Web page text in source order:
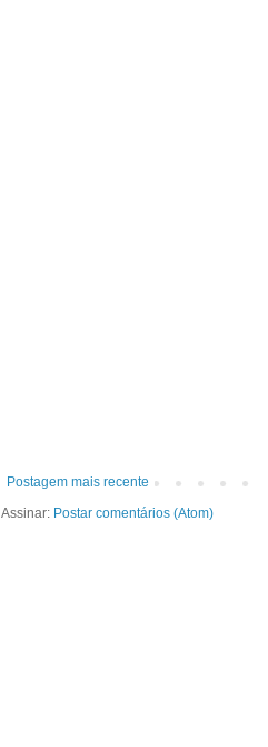
Postagem mais recente
Assinar: Postar comentários (Atom)